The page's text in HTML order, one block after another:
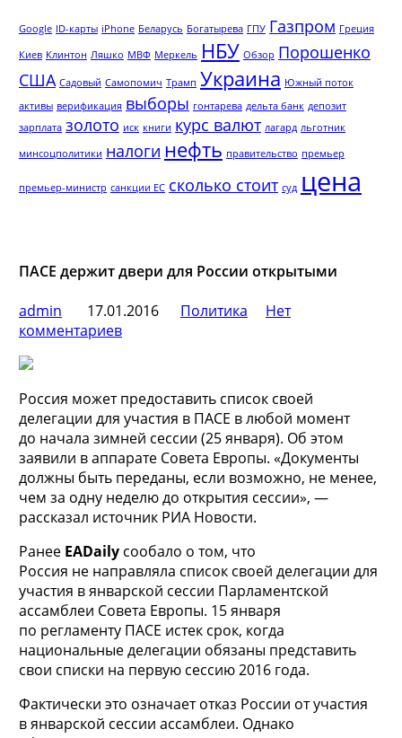
Google ID-карты iPhone Беларусь Богатырева ГПУ Газпром Греция
Киев Клинтон Ляшко МВФ Меркель НБУ Обзор Порошенко
США Садовый Самопомич Трамп Украина Южный поток
активы верификация выборы гонтарева дельта банк депозит
зарплата золото иск книги курс валют лагард льготник
минсоцполитики налоги нефть правительство премьер
премьер-министр санкции ЕС сколько стоит суд цена
ПАСЕ держит двери для России открытыми
admin
17.01.2016 Политика
Нет
комментариев
Россия может предоставить список своей
делегации для участия в ПАСЕ в любой момент
до начала зимней сессии (25 января). Об этом
заявили в аппарате Совета Европы. «Документы
должны быть переданы, если возможно, не менее,
чем за одну неделю до открытия сессии», —
рассказал источник РИА Новости.
Ранее EADailyсообало о том, что
Россия не направляла список своей делегации для
участия в январской сессии Парламентской
ассамблеи Совета Европы. 15 января
по регламенту ПАСЕ истек срок, когда
национальные делегации обязаны представить
свои списки на первую сессию 2016 года.
Фактически это означает отказ России от участия
в январской сессии ассамблеи. Однако